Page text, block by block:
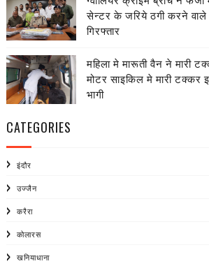
सेन्टर के जरिये ठगी करने वाले
गिरफ्तार
महिला मे मारूती वैन ने मारी
मोटर साइकिल मे मारी टक्कर
भागी
CATEGORIES
इंदौर
उज्जैन
करैरा
कोलारस
खनियाधाना